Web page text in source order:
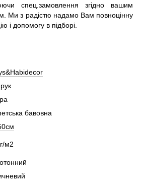
спец.замовлення згідно вашим
Ми з радістю надамо Вам повноцінну
і допомогу в підборі.
бавовна
м2